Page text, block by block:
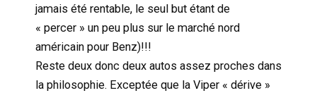
jamais été rentable, le seul but étant de
« percer » un peu plus sur le marché nord
américain pour Benz)!!!
Reste deux donc deux autos assez proches dans
la philosophie. Exceptée que la Viper « dérive »